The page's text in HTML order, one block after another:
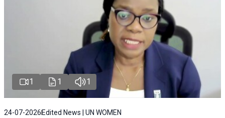
1 1 1
24-07-2026Edited News | UN WOMEN